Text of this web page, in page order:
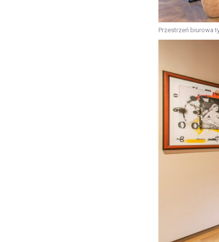
Przestrzeń biurowa